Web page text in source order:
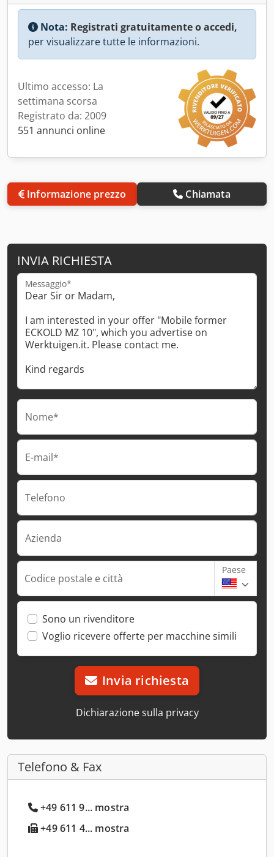
Nota: Registrati gratuitamente o accedi,
per visualizzare tutte le informazioni.
Ultimo accesso: La
settimana scorsa
Registrato da: 2009
551 annunci online
Informazione prezzo Chiamata
INVIA RICHIESTA
Messaggio*
Nome*
E-mail*
Telefono
Azienda
Codice postale e città
Paese
Sono un rivenditore
Voglio ricevere offerte per macchine simili
Invia richiesta
Dichiarazione sulla privacy
Telefono & Fax
+49 611 9... mostra
+49 611 4... mostra